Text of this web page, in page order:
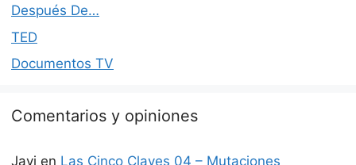
Después De…
TED
Documentos TV
Comentarios y opiniones
Javi en Las Cinco Claves 04 – Mutaciones